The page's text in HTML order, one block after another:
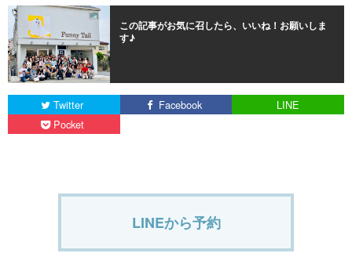
この記事がお気に召したら、いいね！お願いしま
す♪
Twitter Facebook
LINE
Pocket
LINEから予約